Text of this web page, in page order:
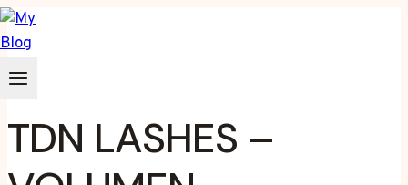
Zum
Inhalt
springen
TDN LASHES –